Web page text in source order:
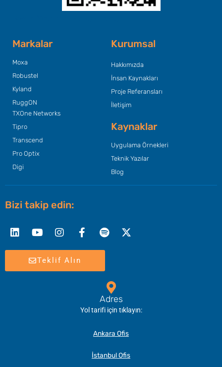
Markalar
Moxa
Robustel
Kyland
RuggON
TXOne Networks
Tipro
Transcend
Pro Optix
Digi
Kurumsal
Hakkımızda
İnsan Kaynakları
Proje Referansları
İletişim
Kaynaklar
Uygulama Örnekleri
Teknik Yazılar
Blog
Bizi takip edin:
f
twitter
Teklif Alın
Adres
Yol tarifi için tıklayın:
Ankara Ofis
İstanbul Ofis